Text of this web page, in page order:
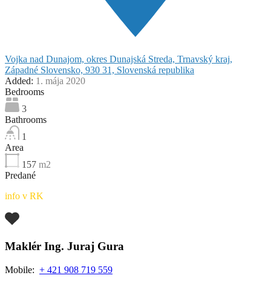
Vojka nad Dunajom, okres Dunajská Streda, Trnavský kraj,
Západné Slovensko, 930 31, Slovenská republika
Added: 1. mája 2020
Bedrooms
3
Bathrooms
1
Area
157 m2
Predané
info v RK
Maklér Ing. Juraj Gura
Mobile: + 421 908 719 559